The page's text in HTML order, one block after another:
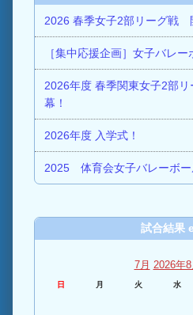
2026 春季女子2部リーグ戦
［集中応援企画］女子バレ
2026年度 春季関東女子2部
幕！
2026年度 入学式！
2025 体育会女子バレーボー
試合結果
7月 2026年8
日 月 火 水